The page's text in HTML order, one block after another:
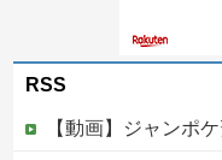
RSS
【動画】ジャンポケ斉藤さん、懲役7年の求刑受